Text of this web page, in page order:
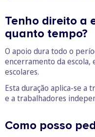
Tenho direito a
quanto tempo?
O apoio dura todo o
encerramento da escola,
escolares.
Esta duração aplica-se a
e a trabalhadores
Como posso